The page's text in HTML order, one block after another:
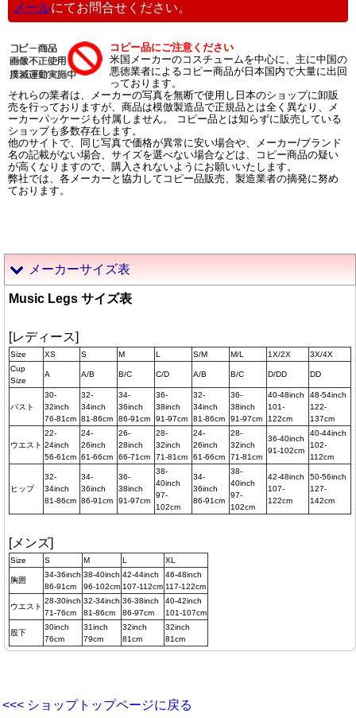
メールにてお問合せください。
コピー品にご注意ください
米国メーカーのコスチュームを中心に、主に中国の
悪徳業者によるコピー商品が日本国内で大量に出回
っております。
それらの業者は、メーカーの写真を無断で使用し日本のショップに卸販
売を行っておりますが、商品は模倣製造品で正規品とは全く異なり、メ
ーカーパッケージも付属しません。 コピー品とは知らずに販売している
ショップも多数存在します。
他のサイトで、同じ写真で価格が異常に安い場合や、メーカー/ブランド
名の記載がない場合、サイズを選べない場合などは、コピー商品の疑い
が高くなりますので、購入されないようにお願いいたします。
弊社では、各メーカーと協力してコピー品販売、製造業者の摘発に努め
ております。
メーカーサイズ表
Music Legs サイズ表
[レディース]
Size XS S M L S/M M/L 1X/2X
3X/4X
Cup
Size
A A/B B/C C/D A/B B/C D/DD DD
バスト
30-
32inch
76-81cm
32-
34inch
81-86cm
34-
36inch
86-91cm
36-
38inch
91-97cm
32-
34inch
81-86cm
36-
38inch
91-97cm
40-48inch
101-
122cm
48-54inch
122-
137cm
ウエスト
22-
24inch
56-61cm
24-
26inch
61-66cm
26-
28inch
66-71cm
28-
32inch
71-81cm
24-
26inch
61-66cm
28-
32inch
71-81cm
36-40inch
91-102cm
40-44inch
102-
112cm
ヒップ
32-
34inch
81-86cm
34-
36inch
86-91cm
36-
38inch
91-97cm
38-
40inch
97-
102cm
34-
36inch
86-91cm
38-
40inch
97-
102cm
42-48inch
107-
122cm
50-56inch
127-
142cm
[メンズ]
Size S M L XL
胸囲
34-36inch
86-91cm
38-40inch
96-102cm
42-44inch
107-112cm
46-48inch
117-122cm
ウエスト
28-30inch
71-76cm
32-34inch
81-86cm
36-38inch
86-97cm
40-42inch
101-107cm
股下
30inch
76cm
31inch
79cm
32inch
81cm
32inch
81cm
<<< ショップトップページに戻る